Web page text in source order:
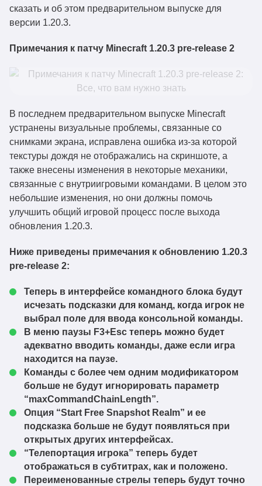
сказать и об этом предварительном выпуске для
версии 1.20.3.
Примечания к патчу Minecraft 1.20.3 pre-release 2
В последнем предварительном выпуске Minecraft
устранены визуальные проблемы, связанные со
снимками экрана, исправлена ошибка из-за которой
текстуры дождя не отображались на скриншоте, а
также внесены изменения в некоторые механики,
связанные с внутриигровыми командами. В целом это
небольшие изменения, но они должны помочь
улучшить общий игровой процесс после выхода
обновления 1.20.3.
Ниже приведены примечания к обновлению 1.20.3
pre-release 2:
Теперь в интерфейсе командного блока будут
исчезать подсказки для команд, когда игрок не
выбрал поле для ввода консольной команды.
В меню паузы F3+Esc теперь можно будет
адекватно вводить команды, даже если игра
находится на паузе.
Команды с более чем одним модификатором
больше не будут игнорировать параметр
“maxCommandChainLength”.
Опция “Start Free Snapshot Realm” и ее
подсказка больше не будут появляться при
открытых других интерфейсах.
“Телепортация игрока” теперь будет
отображаться в субтитрах, как и положено.
Переименованные стрелы теперь будут точно